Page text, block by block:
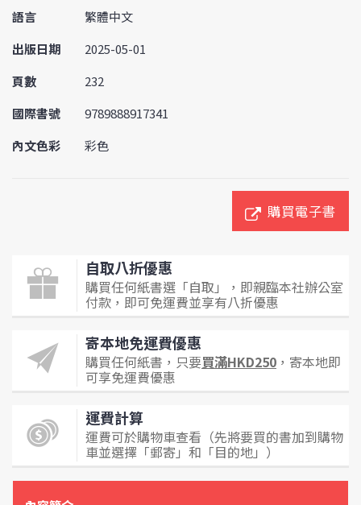
語言
繁體中文
出版日期
2025-05-01
頁數
232
國際書號
9789888917341
內文色彩
彩色
購買電子書
自取八折優惠
購買任何紙書選「自取」，即親臨本社辦公室
付款，即可免運費並享有八折優惠
寄本地免運費優惠
購買任何紙書，只要買滿HKD250 ，寄本地即
可享免運費優惠
運費計算
運費可於購物車查看（先將要買的書加到購物
車並選擇「郵寄」和「目的地」）